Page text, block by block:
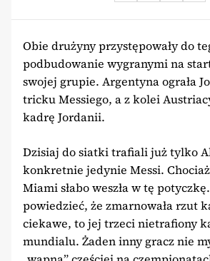
Obie drużyny przystępowały do
podbudowanie wygranymi na
swojej grupie. Argentyna ograła
tricku Messiego, a z kolei
kadrę Jordanii.
Dzisiaj do siatki trafiali już tylko
konkretnie jedynie Messi.
Miami słabo weszła w tę
powiedzieć, że zmarnowała rzut
ciekawe, to jej trzeci nietrafiony
mundialu. Żaden inny gracz nie